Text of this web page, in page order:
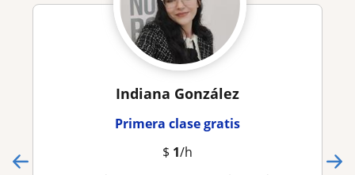
Indiana González
Primera clase gratis
$ 1/h